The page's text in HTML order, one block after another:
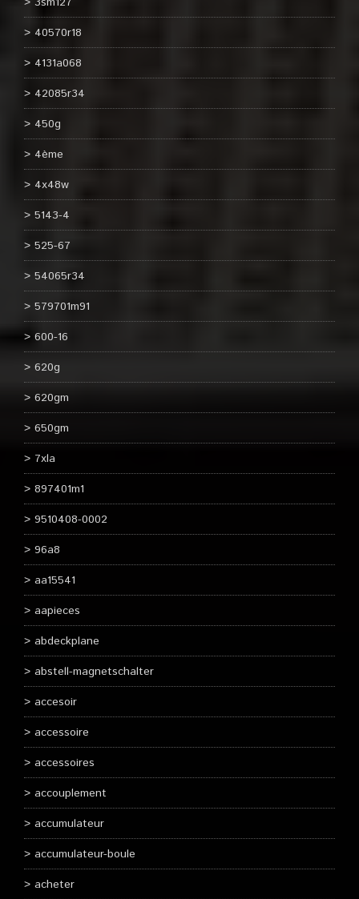
40570r18
4131a068
42085r34
450g
4ème
4x48w
5143-4
525-67
54065r34
579701m91
600-16
620g
620gm
650gm
7xla
897401m1
9510408-0002
96a8
aa15541
aapieces
abdeckplane
abstell-magnetschalter
accesoir
accessoire
accessoires
accouplement
accumulateur
accumulateur-boule
acheter